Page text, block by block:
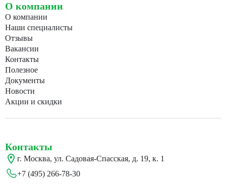
О компании
О компании
Наши специалисты
Отзывы
Вакансии
Контакты
Полезное
Документы
Новости
Акции и скидки
Контакты
г. Москва, ул. Садовая-Спасская, д. 19, к. 1
+7 (495) 266-78-30